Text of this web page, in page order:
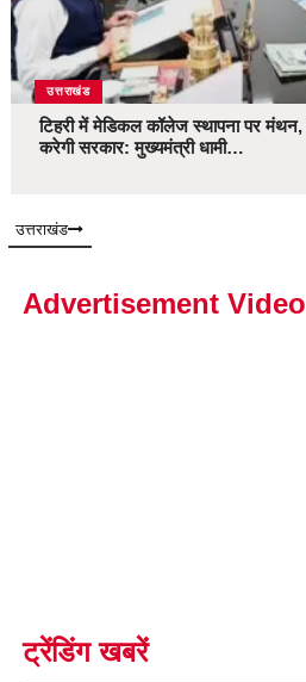
उत्तराखंड
टिहरी में मेडिकल कॉलेज स्थापना पर
करेगी सरकार: मुख्यमंत्री धामी…
उत्तराखंड
Advertisement Video
ट्रेंडिंग खबरें